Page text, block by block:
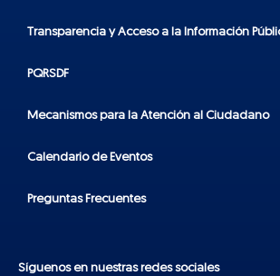
Transparencia y Acceso a la Información
PQRSDF
Mecanismos para la Atención al Ciudadano
Calendario de Eventos
Preguntas Frecuentes
Síguenos en nuestras redes sociales